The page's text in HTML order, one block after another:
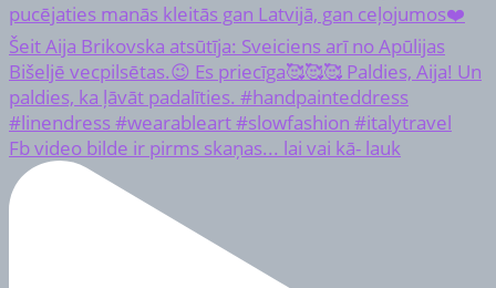
Fb video bilde ir pirms skaņas... lai vai kā- lauk